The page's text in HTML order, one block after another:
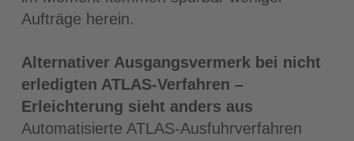
Aufträge herein.
Alternativer Ausgangsvermerk bei nicht
erledigten ATLAS-Verfahren –
Erleichterung sieht anders aus
Automatisierte ATLAS-Ausfuhrverfahren